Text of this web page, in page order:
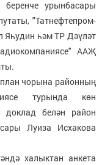
беренче урынбасары
"Татнефтепром-
һәм ТР Дәүләт
ААҖ
чорына районның
турында көн
доклад белән район
Луиза Исхакова
халыктан анкета